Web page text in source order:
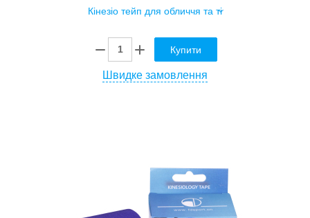
Купити
Швидке замовлення